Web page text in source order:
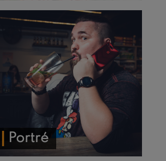
Portré